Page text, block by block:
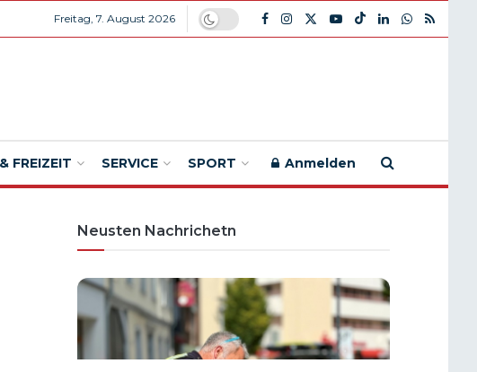
Freitag, 7. August 2026
FREIZEIT SERVICE SPORT Anmelden
Neusten Nachrichetn